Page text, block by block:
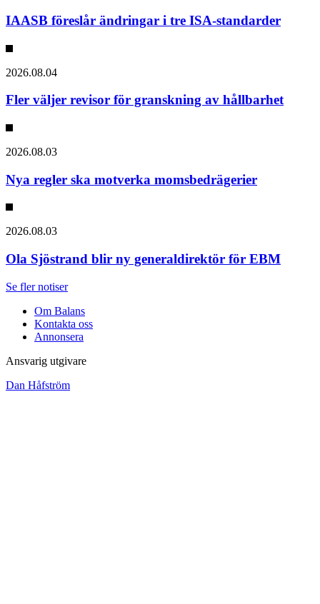
IAASB föreslår ändringar i tre ISA-standarder
2026.08.04
Fler väljer revisor för granskning av hållbarhet
2026.08.03
Nya regler ska motverka momsbedrägerier
2026.08.03
Ola Sjöstrand blir ny generaldirektör för EBM
Se fler notiser
Om Balans
Kontakta oss
Annonsera
Ansvarig utgivare
Dan Håfström